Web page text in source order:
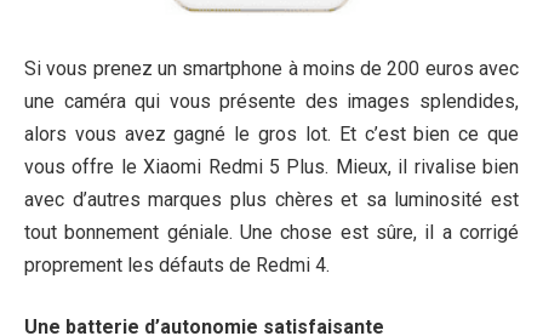
Si vous prenez un smartphone à moins de 200 euros avec
une caméra qui vous présente des images splendides,
alors vous avez gagné le gros lot. Et c’est bien ce que
vous offre le Xiaomi Redmi 5 Plus. Mieux, il rivalise bien
avec d’autres marques plus chères et sa luminosité est
tout bonnement géniale. Une chose est sûre, il a corrigé
proprement les défauts de Redmi 4.
Une batterie d’autonomie satisfaisante